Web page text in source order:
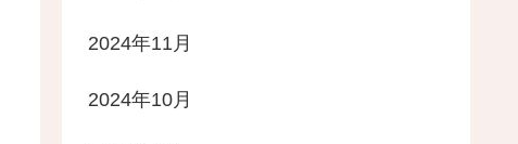
2024年11月
2024年10月